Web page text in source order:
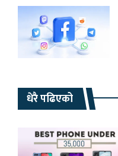
धेरै पढिएको